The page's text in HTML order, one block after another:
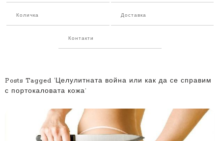
Количка Доставка
Контакти
Posts Tagged ‘Целулитната война или как да се справим
с портокаловата кожа’